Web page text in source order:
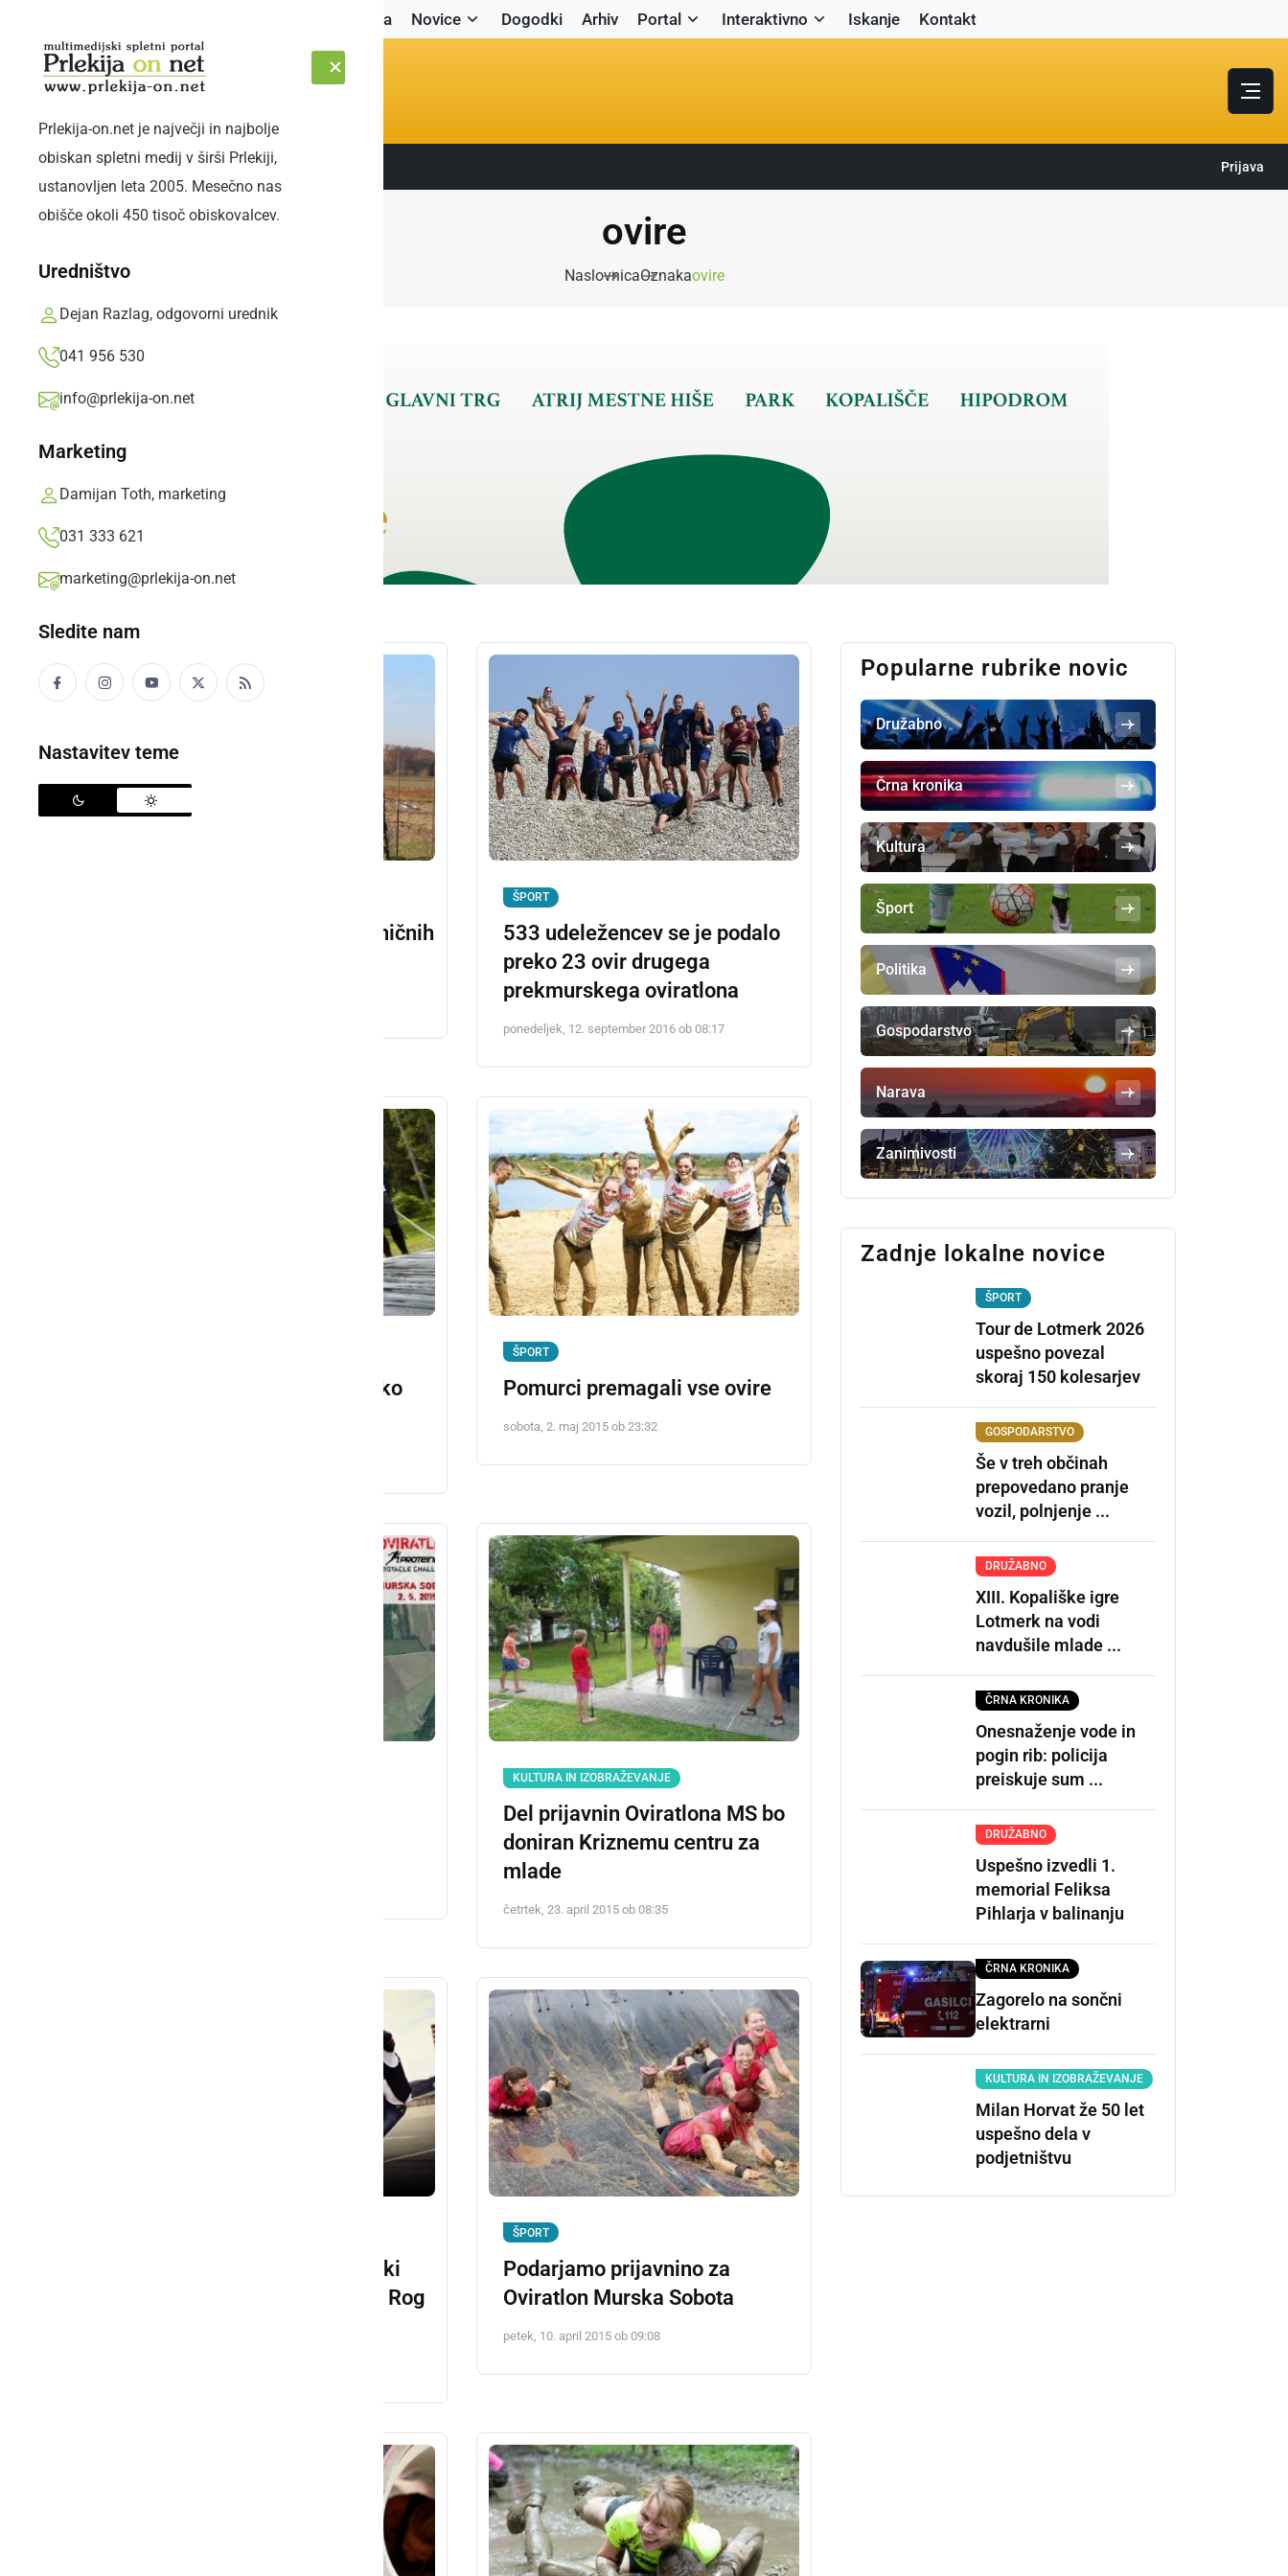
Naslovnica Novice Dogodki Arhiv Portal Interaktivno Iskanje Kontakt
ČETRTEK, 6. AVGUST 2026 Sledite nam: Prijava
Prlekija-on.net je največji in najbolje
obiskan spletni medij v širši Prlekiji,
ustanovljen leta 2005. Mesečno nas
obišče okoli 450 tisoč obiskovalcev.
Uredništvo
Dejan Razlag, odgovorni urednik
041 956 530
info@prlekija-on.net
Marketing
Damijan Toth, marketing
031 333 621
marketing@prlekija-on.net
Sledite nam
Nastavitev teme
ovire
NaslovnicaOznakaovire
Postavljanje začasnih tehničnih
ŠPORT
533 udeležencev se je podalo
preko 23 ovir drugega
prekmurskega oviratlona
ponedeljek, 12. september 2016 ob 08:17
Ljubitelji oviratlona se lahko
ŠPORT
Pomurci premagali vse ovire
sobota, 2. maj 2015 ob 23:32
KULTURA IN IZOBRAŽEVANJE
Del prijavnin Oviratlona MS bo
doniran Kriznemu centru za
mlade
četrtek, 23. april 2015 ob 08:35
Ovire na oviratlonu v Murski
Soboti bo premagoval tudi Rog
ŠPORT
Podarjamo prijavnino za
Oviratlon Murska Sobota
petek, 10. april 2015 ob 09:08
Popularne rubrike novic
Družabno
Črna kronika
Kultura
Šport
Politika
Gospodarstvo
Narava
Zanimivosti
Zadnje lokalne novice
ŠPORT
Tour de Lotmerk 2026
uspešno povezal
skoraj 150 kolesarjev
GOSPODARSTVO
Še v treh občinah
prepovedano pranje
vozil, polnjenje ...
DRUŽABNO
XIII. Kopališke igre
Lotmerk na vodi
navdušile mlade ...
ČRNA KRONIKA
Onesnaženje vode in
pogin rib: policija
preiskuje sum ...
DRUŽABNO
Uspešno izvedli 1.
memorial Feliksa
Pihlarja v balinanju
ČRNA KRONIKA
Zagorelo na sončni
elektrarni
KULTURA IN IZOBRAŽEVANJE
Milan Horvat že 50 let
uspešno dela v
podjetništvu